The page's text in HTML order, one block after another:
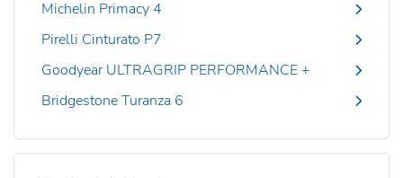
Michelin Primacy 4
Pirelli Cinturato P7
Goodyear ULTRAGRIP PERFORMANCE +
Bridgestone Turanza 6